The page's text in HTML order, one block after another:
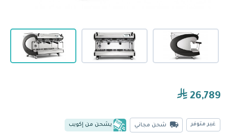
26,789
غير متوفر شحن مجاني يشحن من إكويب